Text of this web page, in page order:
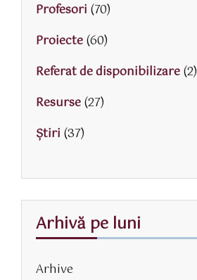
Profesori (70)
Proiecte(60)
Referat de disponibilizare(2)
Resurse(27)
Știri (37)
Arhivă pe luni
Arhive